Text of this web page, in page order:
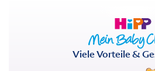
Viele Vorteile &